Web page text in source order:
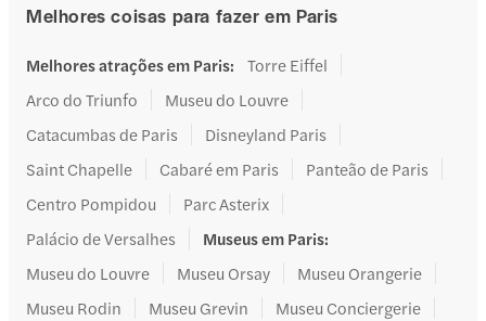
Melhores coisas para fazer em Paris
Melhores atrações em Paris:
Torre Eiffel
Arco do Triunfo
Museu do Louvre
Catacumbas de Paris
Disneyland Paris
Saint Chapelle
Cabaré em Paris
Panteão de Paris
Centro Pompidou
Parc Asterix
Palácio de Versalhes
Museus em Paris:
Museu do Louvre
Museu Orsay
Museu Orangerie
Museu Rodin
Museu Grevin
Museu Conciergerie